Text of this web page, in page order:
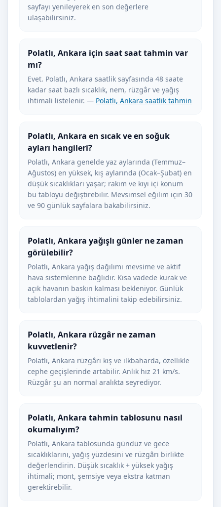
sayfayı yenileyerek en son değerlere
ulaşabilirsiniz.
Polatlı, Ankara için saat saat tahmin var
mı?
Evet. Polatlı, Ankara saatlik sayfasında 48 saate
kadar saat bazlı sıcaklık, nem, rüzgâr ve yağış
ihtimali listelenir. — Polatlı, Ankara saatlik tahmin
Polatlı, Ankara en sıcak ve en soğuk
ayları hangileri?
Polatlı, Ankara genelde yaz aylarında (Temmuz–
Ağustos) en yüksek, kış aylarında (Ocak–Şubat) en
düşük sıcaklıkları yaşar; rakım ve kıyı içi konum
bu tabloyu değiştirebilir. Mevsimsel eğilim için 30
ve 90 günlük sayfalara bakabilirsiniz.
Polatlı, Ankara yağışlı günler ne zaman
görülebilir?
Polatlı, Ankara yağış dağılımı mevsime ve aktif
hava sistemlerine bağlıdır. Kısa vadede kurak ve
açık havanın baskın kalması bekleniyor. Günlük
tablolardan yağış ihtimalini takip edebilirsiniz.
Polatlı, Ankara rüzgâr ne zaman
kuvvetlenir?
Polatlı, Ankara rüzgârı kış ve ilkbaharda, özellikle
cephe geçişlerinde artabilir. Anlık hız 21 km/s.
Rüzgâr şu an normal aralıkta seyrediyor.
Polatlı, Ankara tahmin tablosunu nasıl
okumalıyım?
Polatlı, Ankara tablosunda gündüz ve gece
sıcaklıklarını, yağış yüzdesini ve rüzgârı birlikte
değerlendirin. Düşük sıcaklık + yüksek yağış
ihtimali; mont, şemsiye veya ekstra katman
gerektirebilir.